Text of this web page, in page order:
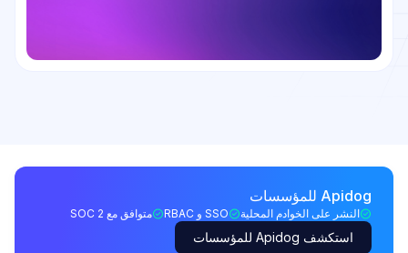
Apidog للمؤسسات
النشر على الخوادم المحلية SSO و RBAC متوافق مع SOC 2
استكشف Apidog للمؤسسات